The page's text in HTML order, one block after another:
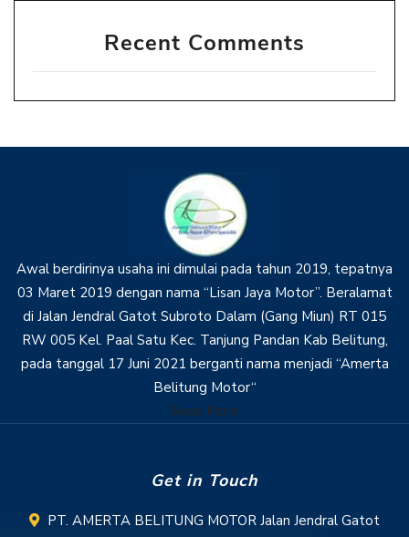
Recent Comments
Awal berdirinya usaha ini dimulai pada tahun 2019, tepatnya
03 Maret 2019 dengan nama “Lisan Jaya Motor”. Beralamat
di Jalan Jendral Gatot Subroto Dalam (Gang Miun) RT 015
RW 005 Kel. Paal Satu Kec. Tanjung Pandan Kab Belitung,
pada tanggal 17 Juni 2021 berganti nama menjadi “Amerta
Belitung Motor“
Read More
Get in Touch
PT. AMERTA BELITUNG MOTOR Jalan Jendral Gatot